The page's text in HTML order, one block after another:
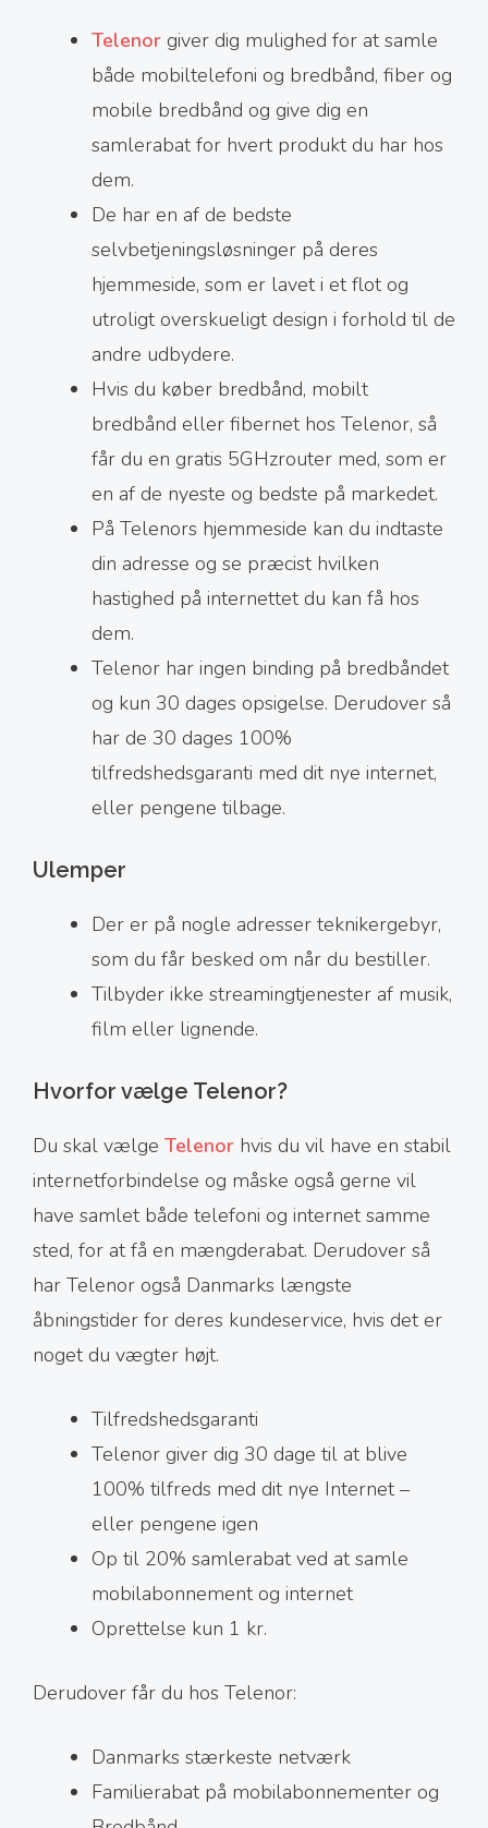
Telenor giver dig mulighed for at samle
både mobiltelefoni og bredbånd, fiber og
mobile bredbånd og give dig en
samlerabat for hvert produkt du har hos
dem.
De har en af de bedste
selvbetjeningsløsninger på deres
hjemmeside, som er lavet i et flot og
utroligt overskueligt design i forhold til de
andre udbydere.
Hvis du køber bredbånd, mobilt
bredbånd eller fibernet hos Telenor, så
får du en gratis 5GHzrouter med, som er
en af de nyeste og bedste på markedet.
På Telenors hjemmeside kan du indtaste
din adresse og se præcist hvilken
hastighed på internettet du kan få hos
dem.
Telenor har ingen binding på bredbåndet
og kun 30 dages opsigelse. Derudover så
har de 30 dages 100%
tilfredshedsgaranti med dit nye internet,
eller pengene tilbage.
Ulemper
Der er på nogle adresser teknikergebyr,
som du får besked om når du bestiller.
Tilbyder ikke streamingtjenester af musik,
film eller lignende.
Hvorfor vælge Telenor?
Du skal vælge Telenor hvis du vil have en stabil
internetforbindelse og måske også gerne vil
have samlet både telefoni og internet samme
sted, for at få en mængderabat. Derudover så
har Telenor også Danmarks længste
åbningstider for deres kundeservice, hvis det er
noget du vægter højt.
Tilfredshedsgaranti
Telenor giver dig 30 dage til at blive
100% tilfreds med dit nye Internet –
eller pengene igen
Op til 20% samlerabat ved at samle
mobilabonnement og internet
Oprettelse kun 1 kr.
Derudover får du hos Telenor:
Danmarks stærkeste netværk
Familierabat på mobilabonnementer og